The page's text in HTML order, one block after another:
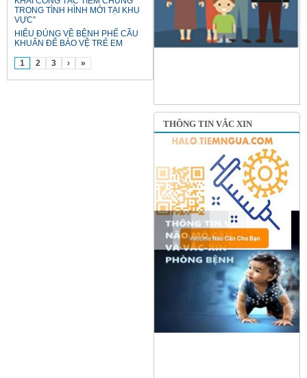
TRONG TÌNH HÌNH MỚI TẠI KHU
VỰC”
HIỂU ĐÚNG VỀ BỆNH PHẾ CẦU
KHUẨN ĐỂ BẢO VỆ TRẺ EM
1 2 3 › »
THÔNG TIN VẮC XIN